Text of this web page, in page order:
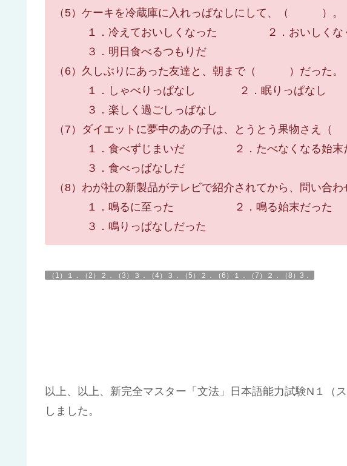
（5）ケーキを冷蔵庫に入れっぱなしにして、（ ）。
１．冷えておいしくなった ２．おいしく
３．明日食べるつもりだ
（6）久しぶりにあった友達と、朝まで（ ）だった。
１．しゃべりっぱなし ２．眠りっ
３．楽しく過ごしっぱなし
（7）ダイエットに夢中のあの子は、とうとう果物さえ
１．食べずじまいだ ２．たべなくなる
３．食べっぱなしだ
（8）わが社の新製品がテレビで紹介されてから、問い
１．鳴るに至った ２．鳴る始末だ
３．鳴りっぱなしだった
（1）１．（2）２．（3）３．（4）３．（5）２．（6）１．（7）２．（8）3．
以上、以上、新完全マスター「文法」日本語能力試験N１（
しました。